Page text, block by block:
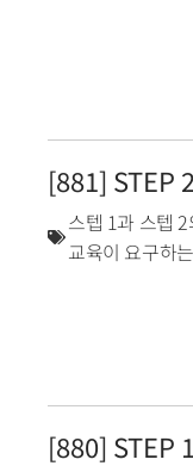
[881] STEP
스텝 1과 스텝
교육이 요구하
[880] STEP